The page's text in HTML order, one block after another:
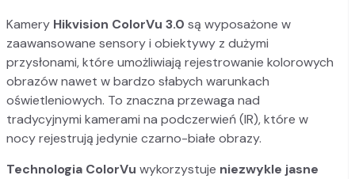
Kamery Hikvision ColorVu 3.0 są wyposażone w
zaawansowane sensory i obiektywy z dużymi
przysłonami, które umożliwiają rejestrowanie kolorowych
obrazów nawet w bardzo słabych warunkach
oświetleniowych. To znaczna przewaga nad
tradycyjnymi kamerami na podczerwień (IR), które w
nocy rejestrują jedynie czarno-białe obrazy.
Technologia ColorVu wykorzystuje niezwykle jasne